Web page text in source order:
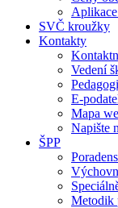
SVČ kroužky
Kontakty
Vedení
E-
Mapa
Napište
ŠPP
Metodik